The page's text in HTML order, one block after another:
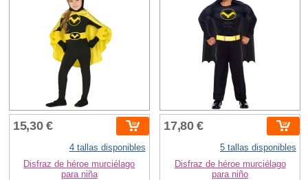
15,30 €
4 tallas disponibles
Disfraz de héroe murciélago
para niña
17,80 €
5 tallas disponibles
Disfraz de héroe murciélago
para niño